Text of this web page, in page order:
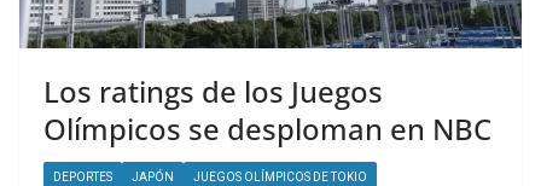
Los ratings de los Juegos
Olímpicos se desploman en NBC
DEPORTES JAPÓN JUEGOS OLÍMPICOS DE TOKIO